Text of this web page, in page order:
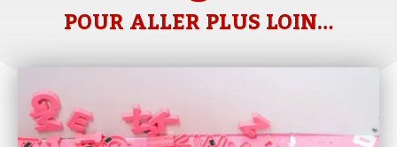
POUR ALLER PLUS LOIN…